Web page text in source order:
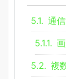
5.1. 通
5.1.1.
5.2. 複